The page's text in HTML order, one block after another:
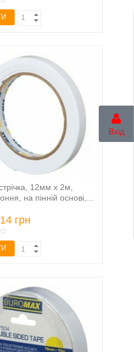
Вхід
12мм х 2м,
на пінній основі,...
грн